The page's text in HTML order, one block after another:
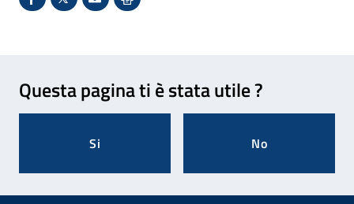
Condividi su Facebook - Sito esterno - Apertura in
X - Sito esterno - Apertura in nuova finestra
Invio Mail: apre il programma di posta
Stampa pagina: scelta meno
Questa pagina ti è stata utile ?
Si No